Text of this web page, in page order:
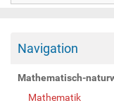
Navigation
Mathematisch-
Mathematik